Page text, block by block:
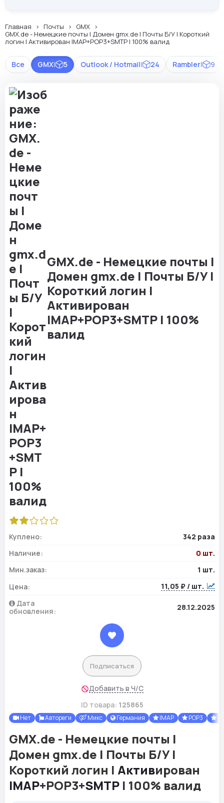
Главная Почты
GMX
GMX.de - Немецкие почты | Домен gmx.de | Почты Б/У | Короткий
логин | Активирован IMAP+POP3+SMTP | 100% валид
Все Outlook / Hotmail| 24 Rambler| 9
GMX| 5
GMX.de - Немецкие почты |
Домен gmx.de | Почты Б/У |
Короткий логин |
Активирован
IMAP+POP3+SMTP | 100%
валид
Куплено:
342 раза
Наличие:
0 шт.
Мин.заказ:
1 шт.
Цена:
11,05 ₽ / шт.
Дата
обновления:
28.12.2025
Подписаться
Добавить в Ч/С
ID товара: 125865
Нет Автореги Микс Германия IMAP POP3
GMX.de - Немецкие почты |
Домен gmx.de | Почты Б/У |
Короткий логин | Активирован
IMAP+POP3+SMTP | 100% валид